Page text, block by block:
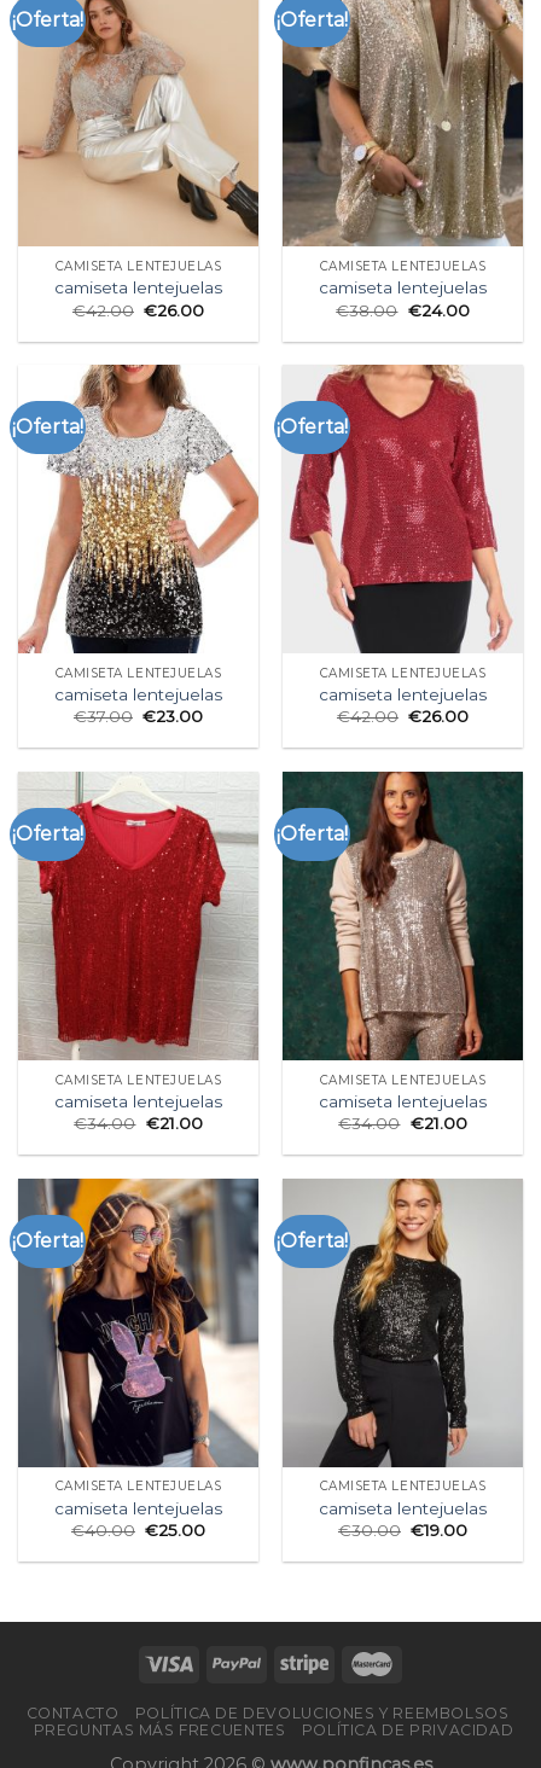
¡Oferta!
CAMISETA LENTEJUELAS
camiseta lentejuelas
€42.00 €26.00
¡Oferta!
CAMISETA LENTEJUELAS
camiseta lentejuelas
€38.00 €24.00
¡Oferta!
CAMISETA LENTEJUELAS
camiseta lentejuelas
€37.00 €23.00
¡Oferta!
CAMISETA LENTEJUELAS
camiseta lentejuelas
€42.00 €26.00
¡Oferta!
CAMISETA LENTEJUELAS
camiseta lentejuelas
€34.00 €21.00
¡Oferta!
CAMISETA LENTEJUELAS
camiseta lentejuelas
€34.00 €21.00
¡Oferta!
CAMISETA LENTEJUELAS
camiseta lentejuelas
€40.00 €25.00
¡Oferta!
CAMISETA LENTEJUELAS
camiseta lentejuelas
€30.00 €19.00
CONTACTO
POLÍTICA DE DEVOLUCIONES Y REEMBOLSOS
PREGUNTAS MÁS FRECUENTES
POLÍTICA DE PRIVACIDAD